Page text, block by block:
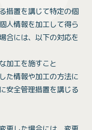
措置を講じて特定の個
人情報を加工して得ら
合には、以下の対応を
加工を施すこと
た情報や加工の方法に
安全管理措置を講じる